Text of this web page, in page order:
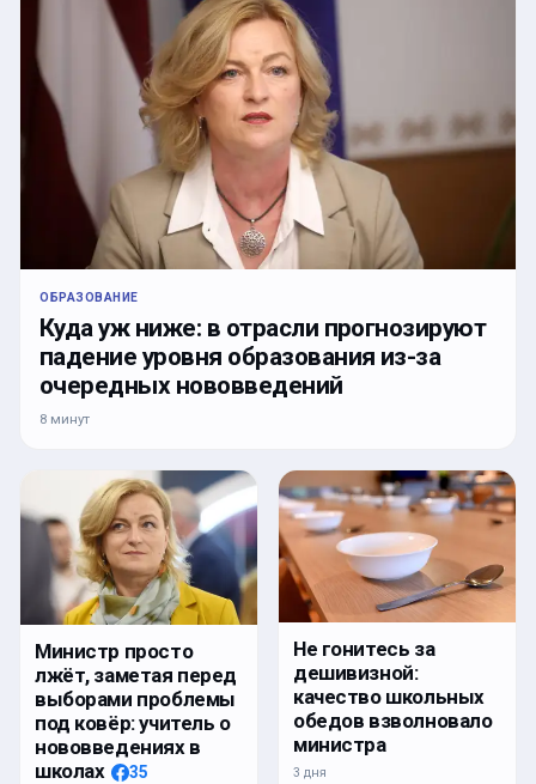
ОБРАЗОВАНИЕ
Куда уж ниже: в отрасли прогнозируют
падение уровня образования из-за
очередных нововведений
8 минут
Министр просто
лжёт, заметая перед
выборами проблемы
под ковёр: учитель о
нововведениях в
школах
35
Не гонитесь за
дешивизной:
качество школьных
обедов взволновало
министра
3 дня